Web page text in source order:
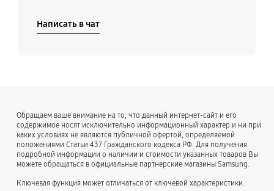
Написать в чат
Обращаем ваше внимание на то, что данный интернет-сайт и его
содержимое носят исключительно информационный характер и ни при
каких условиях не являются публичной офертой, определяемой
положениями Статьи 437 Гражданского кодекса РФ. Для получения
подробной информации о наличии и стоимости указанных товаров Вы
можете обращаться в официальные партнерские магазины Samsung.
Ключевая функция может отличаться от ключевой характеристики.